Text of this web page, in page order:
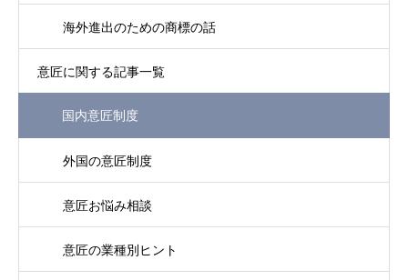
海外進出のための商標の話
意匠に関する記事一覧
国内意匠制度
外国の意匠制度
意匠お悩み相談
意匠の業種別ヒント